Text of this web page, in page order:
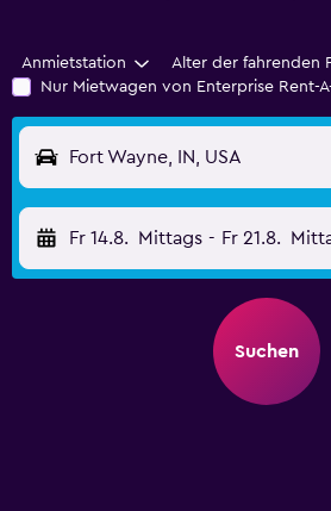
Anmietstation Alter der fahrenden
Nur Mietwagen von Enterprise Rent-
Fort Wayne, IN, USA
Fr 14.8. Mittags - Fr 21.8.
Suchen